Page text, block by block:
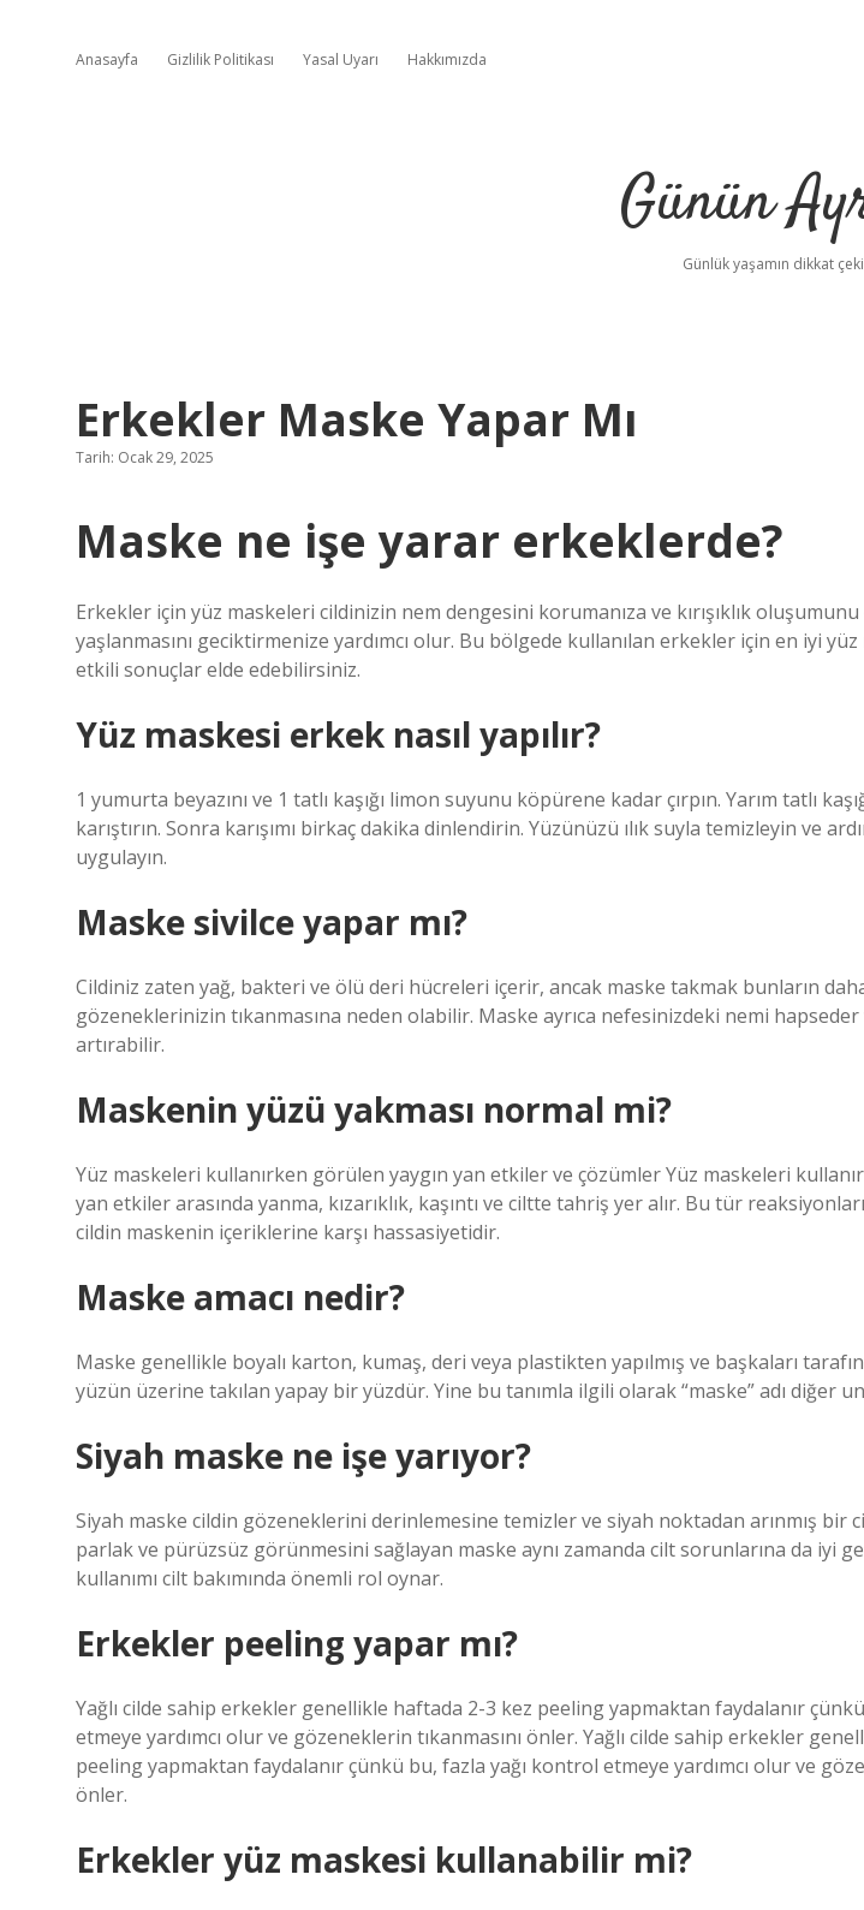
Anasayfa Gizlilik Politikası Yasal Uyarı Hakkımızda
Günün
Günlük yaşamın dikkat
Erkekler Maske Yapar Mı
Tarih: Ocak 29, 2025
Maske ne işe yarar erkeklerde?
Erkekler için yüz maskeleri cildinizin nem dengesini korumanıza ve kırışıklık
yaşlanmasını geciktirmenize yardımcı olur. Bu bölgede kullanılan erkekler için en iyi
etkili sonuçlar elde edebilirsiniz.
Yüz maskesi erkek nasıl yapılır?
1 yumurta beyazını ve 1 tatlı kaşığı limon suyunu köpürene kadar çırpın. Yarım tatlı
karıştırın. Sonra karışımı birkaç dakika dinlendirin. Yüzünüzü ılık suyla temizleyin ve
uygulayın.
Maske sivilce yapar mı?
Cildiniz zaten yağ, bakteri ve ölü deri hücreleri içerir, ancak maske takmak bunların
gözeneklerinizin tıkanmasına neden olabilir. Maske ayrıca nefesinizdeki nemi
artırabilir.
Maskenin yüzü yakması normal mi?
Yüz maskeleri kullanırken görülen yaygın yan etkiler ve çözümler Yüz maskeleri
yan etkiler arasında yanma, kızarıklık, kaşıntı ve ciltte tahriş yer alır. Bu tür
cildin maskenin içeriklerine karşı hassasiyetidir.
Maske amacı nedir?
Maske genellikle boyalı karton, kumaş, deri veya plastikten yapılmış ve başkaları
yüzün üzerine takılan yapay bir yüzdür. Yine bu tanımla ilgili olarak “maske” adı diğer
Siyah maske ne işe yarıyor?
Siyah maske cildin gözeneklerini derinlemesine temizler ve siyah noktadan arınmış bir
parlak ve pürüzsüz görünmesini sağlayan maske aynı zamanda cilt sorunlarına da iyi
kullanımı cilt bakımında önemli rol oynar.
Erkekler peeling yapar mı?
Yağlı cilde sahip erkekler genellikle haftada 2-3 kez peeling yapmaktan faydalanır
etmeye yardımcı olur ve gözeneklerin tıkanmasını önler. Yağlı cilde sahip erkekler
peeling yapmaktan faydalanır çünkü bu, fazla yağı kontrol etmeye yardımcı olur ve
önler.
Erkekler yüz maskesi kullanabilir mi?